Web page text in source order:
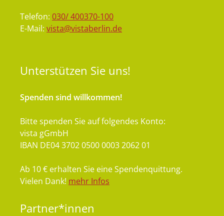
Telefon: 030/ 400370-100
E-Mail: vista@vistaberlin.de
Unterstützen Sie uns!
Spenden sind willkommen!
Bitte spenden Sie auf folgendes Konto:
vista gGmbH
IBAN DE04 3702 0500 0003 2062 01
Ab 10 € erhalten Sie eine Spendenquittung.
Vielen Dank! mehr Infos
Partner*innen